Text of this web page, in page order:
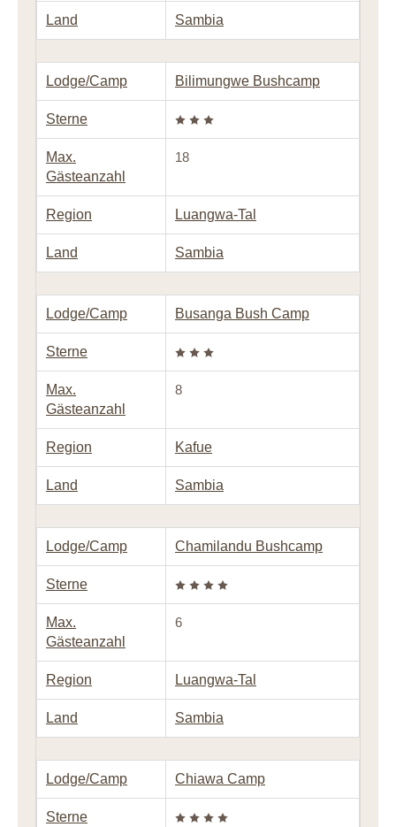
Land Sambia
Lodge/Camp Bilimungwe Bushcamp
Sterne
Max.
Gästeanzahl
18
Region Luangwa-Tal
Land Sambia
Lodge/Camp Busanga Bush Camp
Sterne
Max.
Gästeanzahl
8
Region Kafue
Land Sambia
Lodge/Camp Chamilandu Bushcamp
Sterne
Max.
Gästeanzahl
6
Region Luangwa-Tal
Land Sambia
Lodge/Camp Chiawa Camp
Sterne